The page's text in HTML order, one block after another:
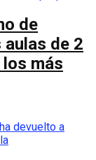
de
aulas de 2
más